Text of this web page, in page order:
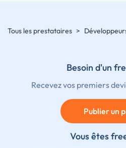
Tous les prestataires >
Besoin d'un
Recevez vos premiers
Publier un
Vous êtes